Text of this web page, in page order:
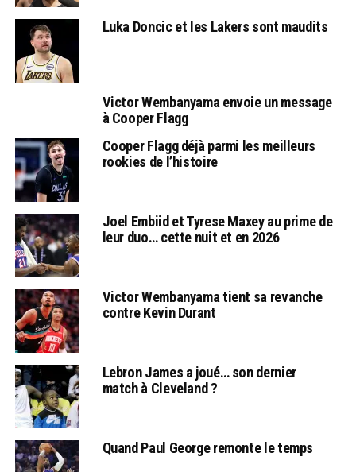
Luka Doncic et les Lakers sont maudits
Victor Wembanyama envoie un message
à Cooper Flagg
Cooper Flagg déjà parmi les meilleurs
rookies de l’histoire
Joel Embiid et Tyrese Maxey au prime de
leur duo… cette nuit et en 2026
Victor Wembanyama tient sa revanche
contre Kevin Durant
Lebron James a joué… son dernier
match à Cleveland ?
Quand Paul George remonte le temps